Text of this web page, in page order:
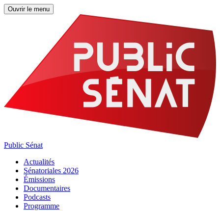
Ouvrir le menu
Public Sénat
Actualités
Sénatoriales 2026
Émissions
Documentaires
Podcasts
Programme